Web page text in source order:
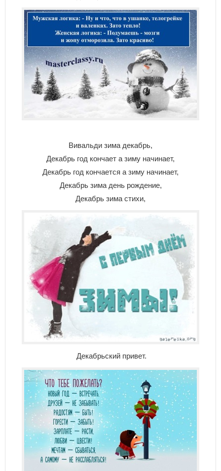
Вивальди зима декабрь,
Декабрь год кончает а зиму начинает,
Декабрь год кончается а зиму начинает,
Декабрь зима день рождение,
Декабрь зима стихи,
Декабрьский привет.